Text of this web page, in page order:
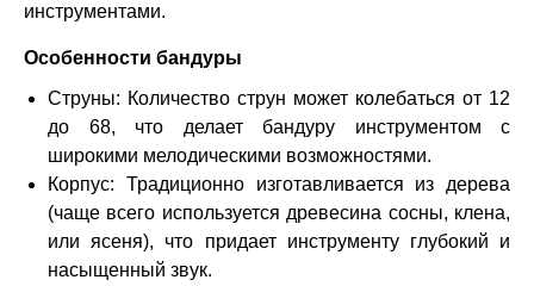
инструментами.
Особенности бандуры
Струны: Количество струн может колебаться от 12
до 68, что делает бандуру инструментом с
широкими мелодическими возможностями.
Корпус: Традиционно изготавливается из дерева
(чаще всего используется древесина сосны, клена,
или ясеня), что придает инструменту глубокий и
насыщенный звук.